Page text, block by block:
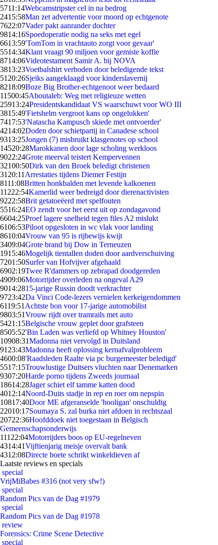
5711:14Webcamstripster cel in na bedrog
2415:58Man zet advertentie voor moord op echtgenote
7622:07Vader pakt aanrander dochter
9814:16Spoedoperatie nodig na seks met egel
6613:59'TomTom in vrachtauto zorgt voor gevaar'
5514:34Klant vraagt 90 miljoen voor gemiste koffie
8714:06Videotestament Samir A. bij NOVA
3813:23Voetbalshirt verboden door beledigende tekst
51 20:26Sjeiks aangeklaagd voor kinderslavernij
8218:09Boze Big Brother-echtgenoot weer bedaard
11500:45Aboutaleb: Weg met religieuze wetten
25913:24Presidentskandidaat VS waarschuwt voor WO III
3815:49'Fietshelm vergroot kans op ongelukken'
7417:53'Natascha Kampusch skiede met ontvoerder'
4214:02Doden door schietpartij in Canadese school
9313:25Jongen (7) misbruikt klasgenotes op school
14520:28Marokkanen door lage scholing werkloos
9022:24Grote meerval teistert Kempervennen
32100:50Dirk van den Broek beledigt christenen
31 20:11 Arrestaties tijdens Diemer Festijn
8111:08Britten honkbalden met levende kalkoenen
11222:54Kamerlid weer bedreigd door dierenactivisten
9222:58Brit getatoeëerd met spelfouten
5516:24EO zendt voor het eerst uit op zondagavond
6604:25Proef lagere snelheid tegen files A2 mislukt
6106:53Piloot opgesloten in wc vlak voor landing
8610:04Vrouw van 95 is rijbewijs kwijt
3409:04Grote brand bij Dow in Terneuzen
1915:46Mogelijk tientallen doden door aardverschuiving
7201:50Surfer van Hofvijver afgehaald
6902:19Twee R'dammers op zebrapad doodgereden
4909:06Motorrijder overleden na ongeval A29
9014:2815-jarige Russin doodt verkrachter
9723:42Da Vinci Code-lezers vernielen kerkeigendommen
6119:51 Achtste bon voor 17-jarige automobilist
9803:51Vrouw rijdt over tramrails met auto
5421:15Belgische vrouw geplet door grafsteen
8505:52'Bin Laden was verliefd op Whitney Houston'
10908:31Madonna niet vervolgd in Duitsland
91 23:43Madonna heeft oplossing kernafvalprobleem
4600:08'Raadsleden Raalte via pc burgemeester beledigd'
5517:15Trouwlustige Duitsers vluchten naar Denemarken
9307:20Harde porno tijdens Zweeds journaal
18614:28Jager schiet elf tamme katten dood
4012:14Noord-Duits stadje in rep en roer om nepspin
10817:40Door ME afgeranselde 'hooligan' onschuldig
22010:17Soumaya S. zal burka niet afdoen in rechtszaal
20722:36Hoofddoek niet toegestaan in Belgisch
Gemeenschapsonderwijs
111 22:04Motorrijders boos op EU-regelneven
4314:41Vijftienjarig meisje overvalt bank
4312:08Directe boete schrikt winkeldieven af
Laatste reviews en specials
special
VrijMiBabes #316 (not very sfw!)
special
Random Pics van de Dag #1979
special
Random Pics van de Dag #1978
review
Forensics: Crime Scene Detective
special